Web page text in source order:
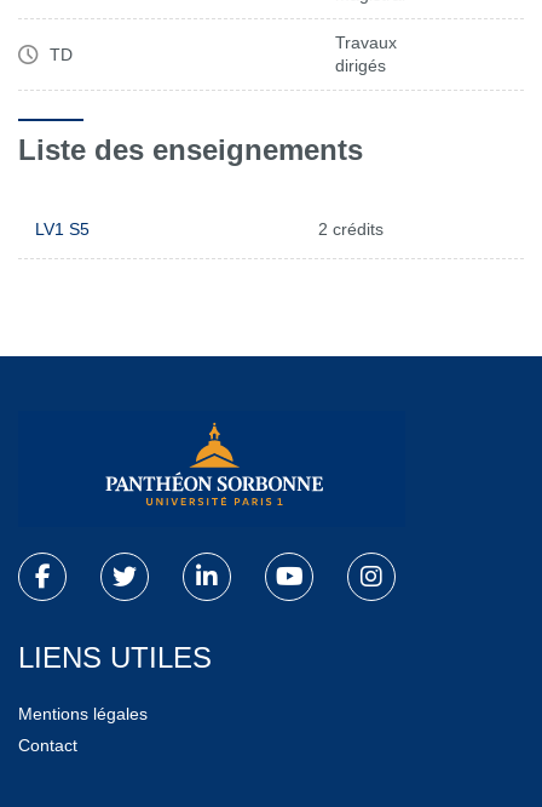
TD
Travaux
dirigés
Liste des enseignements
LV1 S5 2 crédits
LIENS UTILES
Mentions légales
Contact